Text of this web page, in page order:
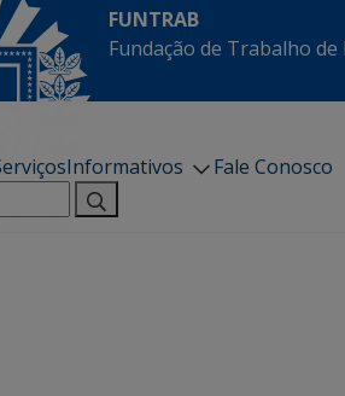
FUNTRAB
Fundação de Trabalho
Informativos
Fale Conosco